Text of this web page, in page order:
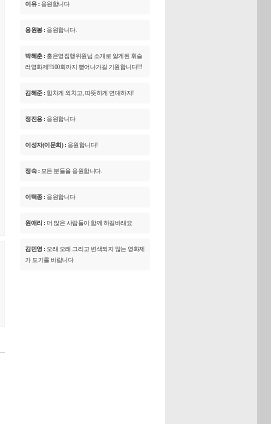
이유 : 응원합니다
응원봉 : 응원합니다.
박혜춘 : 홍은영집행위원님 소개로 알게된 휘슬
러영화제!!100회까지 뻗어나가길 기원합니다!!!
김혜준 : 힘차게 외치고, 따뜻하게 연대하자!
정진용 : 응원합니다
이성자(이문희) : 응원합니다!
정숙 : 모든 분들을 응원합니다.
이택종 : 응원합니다
원애리 : 더 많은 사람들이 함께 하길바래요
김민영 : 오래 오래 그리고 변색되지 않는 영화제
가 도기를 바랍니다